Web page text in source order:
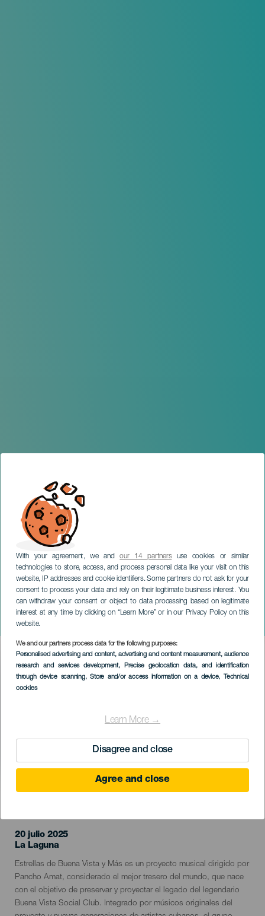
With your agreement, we andour 14 partnersuse cookies or similar
technologies to store, access, and process personal data like your visit on this
website, IP addresses and cookie identifiers. Some partners do not ask for your
consent to process your data and rely on their legitimate business interest. You
can withdraw your consent or object to data processing based on legitimate
interest at any time by clicking on “Learn More” or in our Privacy Policy on this
website.
We and our partners process data for the following purposes:
Personalised advertising and content, advertising and content measurement, audience
research and services development, Precise geolocation data, and identification
through device scanning, Store and/or access information on a device, Technical
cookies
Learn More →
Disagree and close
Agree and close
Estrellas de Buenavista y
más en concierto
TENERIFE
Imagen
Listado
20 julio 2025
Localidad
La Laguna
Descripción
del
evento
Estrellas de Buena Vista y Más es un proyecto musical dirigido por
Pancho Amat, considerado el mejor tresero del mundo, que nace
con el objetivo de preservar y proyectar el legado del legendario
Buena Vista Social Club. Integrado por músicos originales del